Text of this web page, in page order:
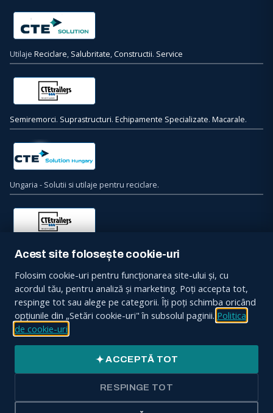
Utilaje Reciclare, Salubritate, Constructii. Service
Semiremorci. Suprastructuri. Echipamente Specializate. Macarale.
Ungaria - Solutii si utilaje pentru reciclare.
Bulgaria - Semiremorci. Suprastructuri. Echipamente Specializate.
Contacteaza-ne
Sos. Bucuresti, Nr. 34, Ciorogarla, 077055, Jud. Ilfov
+4031 9363
Acest site folosește cookie-uri
Folosim cookie-uri pentru funcționarea site-ului și, cu
acordul tău, pentru analiză și marketing. Poți accepta tot,
respinge tot sau alege pe categorii. Îți poți schimba oricând
opțiunile din „Setări cookie-uri" în subsolul paginii. Politica
de cookie-uri
ACCEPTĂ TOT
RESPINGE TOT